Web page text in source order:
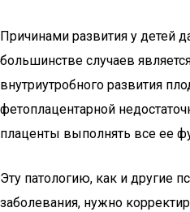
Причинами развития у детей
большинстве случаев
внутриутробного развития
фетоплацентарной
плаценты выполнять все ее
Эту патологию, как и другие
заболевания, нужно